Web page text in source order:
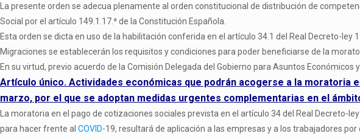
La presente orden se adecua plenamente al orden constitucional de distribución de
Social por el artículo 149.1.17.ª de la Constitución Española.
Esta orden se dicta en uso de la habilitación conferida en el artículo 34.1 del Real Decreto-
Migraciones se establecerán los requisitos y condiciones para poder beneficiarse de la
En su virtud, previo acuerdo de la Comisión Delegada del Gobierno para Asuntos Económicos
Artículo único. Actividades económicas que podrán acogerse a la moratoria
marzo, por el que se adoptan medidas urgentes complementarias en el
La moratoria en el pago de cotizaciones sociales prevista en el artículo 34 del Real
para hacer frente al COVID-19, resultará de aplicación a las empresas y a los trabajadores